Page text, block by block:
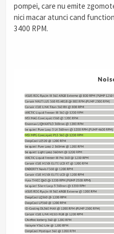
pompei, care nu emite
nici macar atunci cand
3400 RPM.